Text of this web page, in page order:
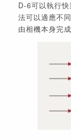
D-6可以執行
法可以適應不
由相機本身完